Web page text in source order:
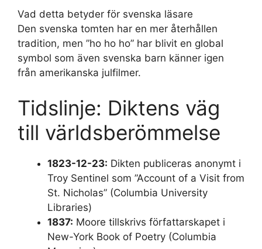
Vad detta betyder för svenska läsare
Den svenska tomten har en mer återhållen
tradition, men ”ho ho ho” har blivit en global
symbol som även svenska barn känner igen
från amerikanska julfilmer.
Tidslinje: Diktens väg
till världsberömmelse
1823-12-23: Dikten publiceras anonymt i
Troy Sentinel som ”Account of a Visit from
St. Nicholas” (Columbia University
Libraries)
1837: Moore tillskrivs författarskapet i
New-York Book of Poetry (Columbia